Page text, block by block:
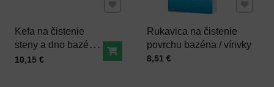
Kefa na čistenie
steny a dno bazéna
- malá bazénová
Cena s DPH
10,15 € Do košíka
Rukavica na čistenie
povrchu bazéna / vírivky
Cena s DPH
8,51 €